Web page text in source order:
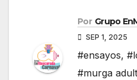
Por Grupo
SEP 1, 2025
#ensayos,
#murga